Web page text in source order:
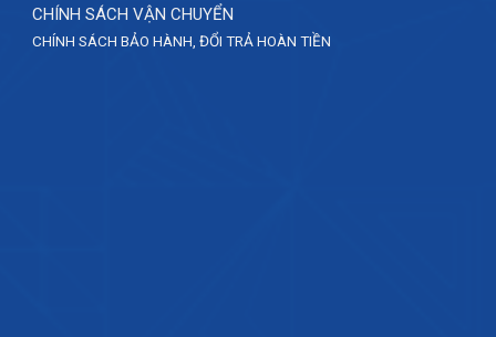
CHÍNH SÁCH VẬN CHUYỂN
CHÍNH SÁCH BẢO HÀNH, ĐỔI TRẢ HOÀN TIỀN